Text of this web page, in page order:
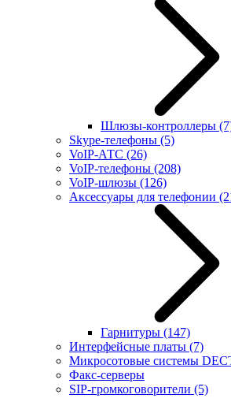
Шлюзы-контроллеры
Skype-телефоны (5)
VoIP-АТС (26)
VoIP-телефоны (208)
VoIP-шлюзы (126)
Аксессуары для телефонии
Гарнитуры (147)
Интерфейсные платы (7)
Микросотовые системы
Факс-серверы
SIP-громкоговорители (5)